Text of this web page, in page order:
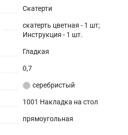
Скатерти
скатерть цветная - 1 шт;
Инструкция - 1 шт.
Гладкая
0,7
серебристый
1001 Накладка на стол
прямоугольная